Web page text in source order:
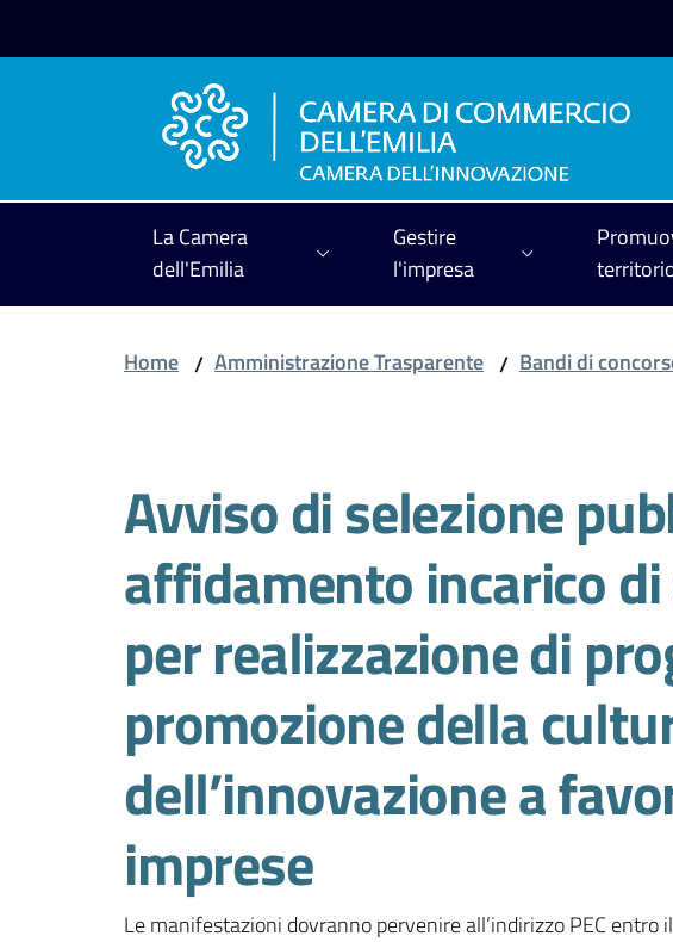
La Camera
dell'Emilia
Gestire
l'impresa
Home / Amministrazione Trasparente / Bandi di
Avviso di selezione
affidamento incarico
per realizzazione di
promozione della
dell’innovazione a
imprese
Le manifestazioni dovranno pervenire all’indirizzo PEC entro